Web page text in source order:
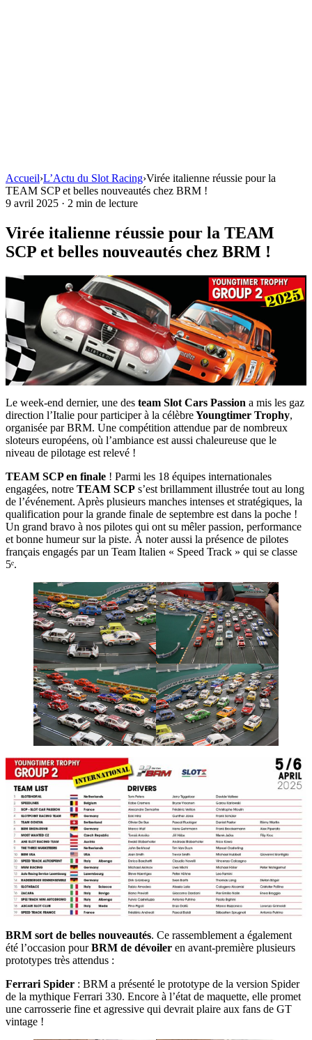
Accueil›L’Actu du Slot Racing›Virée italienne réussie pour la
TEAM SCP et belles nouveautés chez BRM !
9 avril 2025 · 2 min de lecture
Virée italienne réussie pour la TEAM
SCP et belles nouveautés chez BRM !
Le week-end dernier, une des team Slot Cars Passion a mis les gaz
direction l’Italie pour participer à la célèbreYoungtimer Trophy,
organisée par BRM. Une compétition attendue par de nombreux
sloteurs européens, où l’ambiance est aussi chaleureuse que le
niveau de pilotage est relevé !
TEAM SCP en finale ! Parmi les 18 équipes internationales
engagées, notre TEAM SCP s’est brillamment illustrée tout au long
de l’événement. Après plusieurs manches intenses et stratégiques, la
qualification pour la grande finale de septembre est dans la poche !
Un grand bravo à nos pilotes qui ont su mêler passion, performance
et bonne humeur sur la piste. À noter aussi la présence de pilotes
français engagés par un Team Italien « Speed Track » qui se classe
5ᵉ.
BRM sort de belles nouveautés. Ce rassemblement a également
été l’occasion pourBRM de dévoiler en avant-première plusieurs
prototypes très attendus :
Ferrari Spider : BRM a présenté le prototype de la version Spider
de la mythique Ferrari 330. Encore à l’état de maquette, elle promet
une carrosserie fine et agressive qui devrait plaire aux fans de GT
vintage !